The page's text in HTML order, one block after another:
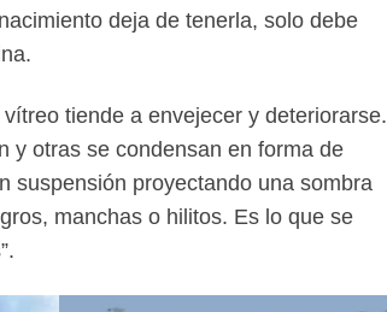
deja de tenerla, solo debe
tiende a envejecer y deteriorarse.
y otras se condensan en forma de
suspensión proyectando una sombra
manchas o hilitos. Es lo que se
.